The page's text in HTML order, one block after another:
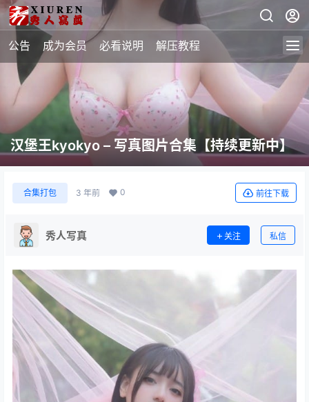
公告 成为会员 必看说明 解压教程
汉堡王kyokyo – 写真图片合集【持续更新中】
合集打包 3 年前 0 前往下载
秀人写真 关注 私信